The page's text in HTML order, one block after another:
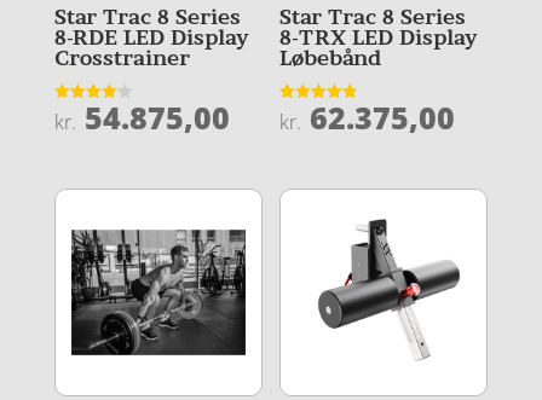
Star Trac 8 Series
8-RDE LED Display
Crosstrainer
Vurderet
4.1
kr. 54.875,00
Star Trac 8 Series
8-TRX LED Display
Løbebånd
Vurderet
4.8
kr. 62.375,00